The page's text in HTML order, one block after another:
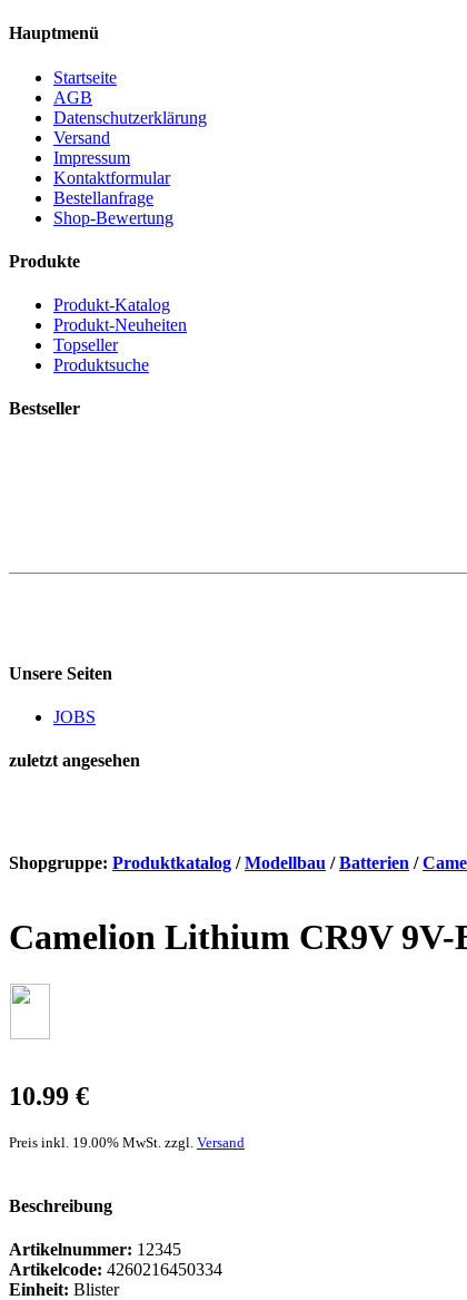
Hauptmenü
Startseite
AGB
Datenschutzerklärung
Versand
Impressum
Kontaktformular
Bestellanfrage
Shop-Bewertung
Produkte
Produkt-Katalog
Produkt-Neuheiten
Topseller
Produktsuche
Bestseller
Unsere Seiten
JOBS
zuletzt angesehen
Shopgruppe: Produktkatalog /Modellbau /Batterien /
Camelion Lithium CR9V 9V-
10.99 €
Preis inkl. 19.00% MwSt. zzgl. Versand
Beschreibung
Artikelnummer: 12345
Artikelcode: 4260216450334
Einheit: Blister